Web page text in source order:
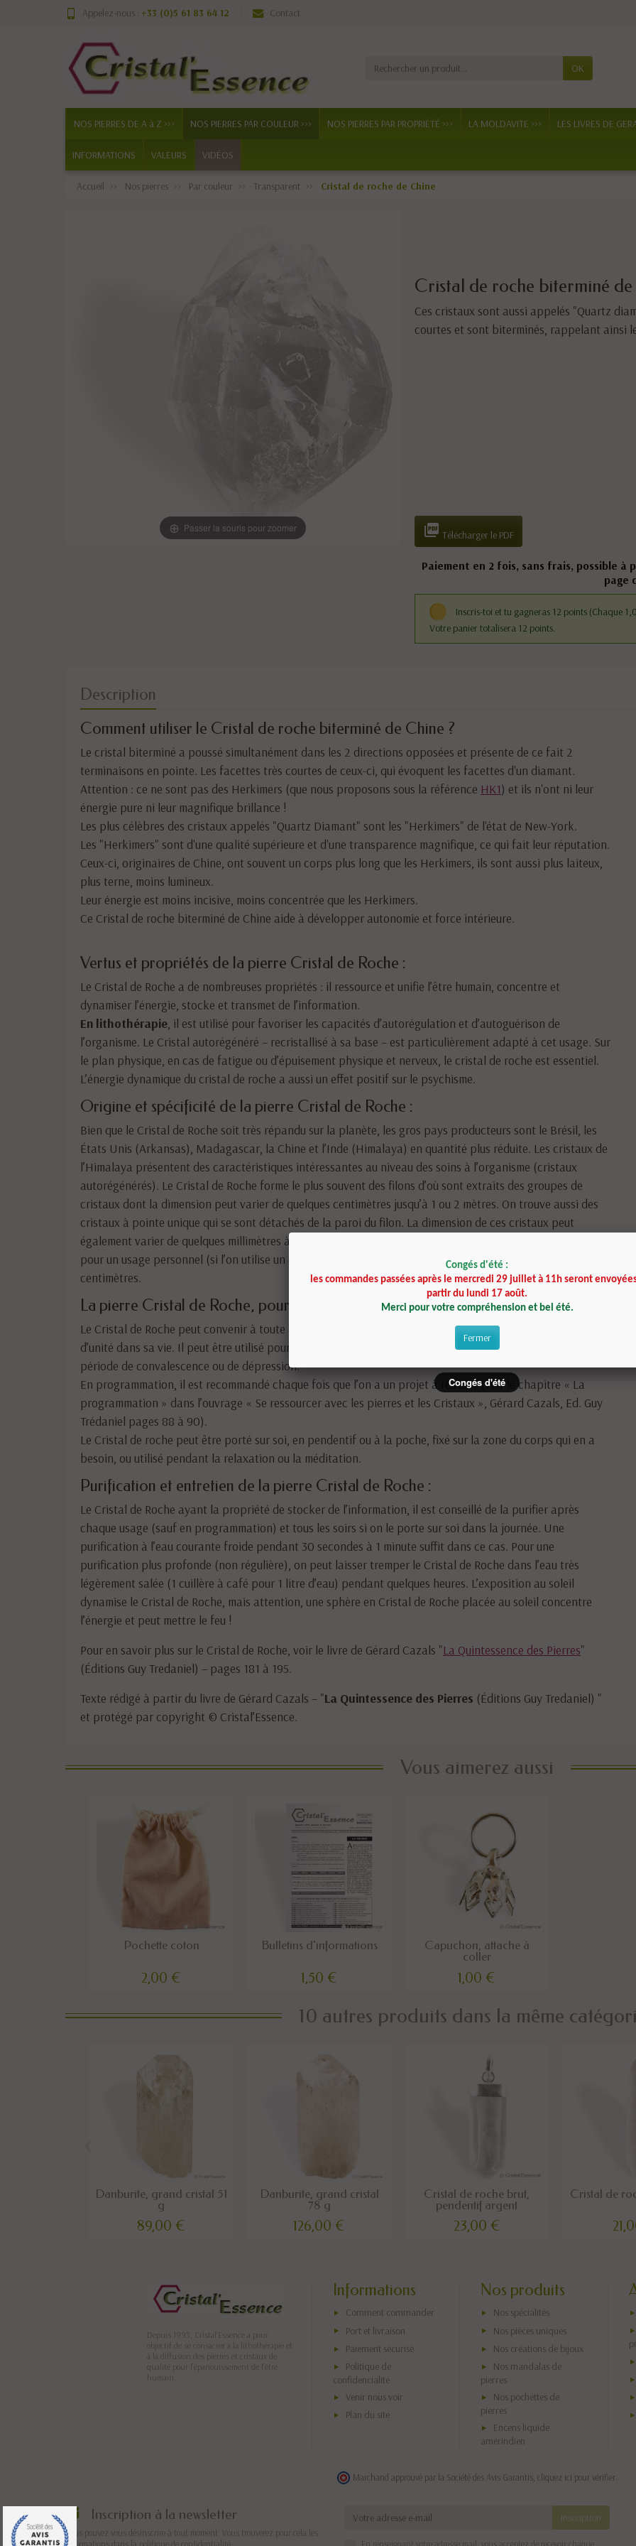
Appelez-nous : +33 (0)5 61 83 64 12 Contact
OK
NOS PIERRES DE A à Z >>> NOS PIERRES PAR COULEUR >>> NOS PIERRES PAR PROPRIÉTÉ >>> LA MOLDAVITE >>> LES LIVRES DE
INFORMATIONS VALEURS VIDÉOS
Accueil Nos pierres Par couleur Transparent Cristal de roche de Chine
Passer la souris pour zoomer
Cristal de roche biterminé
Ces cristaux sont aussi appelés "Quartz
courtes et sont biterminés, rappelant ainsi
 Télécharger le PDF
Paiement en 2 fois, sans frais, possible
page
Inscris-toi et tu gagneras 12 points (Chaque
Votre panier totalisera 12 points.
Description
Comment utiliser le Cristal de roche biterminé de Chine ?
Le cristal biterminé a poussé simultanément dans les 2 directions opposées et présente de ce fait 2
terminaisons en pointe. Les facettes très courtes de ceux-ci, qui évoquent les facettes d'un diamant.
Attention : ce ne sont pas des Herkimers (que nous proposons sous la référence HK1) et ils n'ont ni leur
énergie pure ni leur magnifique brillance !
Les plus célèbres des cristaux appelés "Quartz Diamant" sont les "Herkimers" de l'état de New-York.
Les "Herkimers" sont d'une qualité supérieure et d'une transparence magnifique, ce qui fait leur réputation.
Ceux-ci, originaires de Chine, ont souvent un corps plus long que les Herkimers, ils sont aussi plus laiteux,
plus terne, moins lumineux.
Leur énergie est moins incisive, moins concentrée que les Herkimers.
Ce Cristal de roche biterminé de Chine aide à développer autonomie et force intérieure.
Vertus et propriétés de la pierre Cristal de Roche :
Le Cristal de Roche a de nombreuses propriétés : il ressource et unifie l’être humain, concentre et
dynamiser l’énergie, stocke et transmet de l’information.
En lithothérapie , il est utilisé pour favoriser les capacités d’autorégulation et d’autoguérison de
l’organisme. Le Cristal autorégénéré – recristallisé à sa base – est particulièrement adapté à cet usage. Sur
le plan physique, en cas de fatigue ou d’épuisement physique et nerveux, le cristal de roche est essentiel.
L’énergie dynamique du cristal de roche a aussi un effet positif sur le psychisme.
Origine et spécificité de la pierre Cristal de Roche :
Bien que le Cristal de Roche soit très répandu sur la planète, les gros pays producteurs sont le Brésil, les
États Unis (Arkansas), Madagascar, la Chine et l’Inde (Himalaya) en quantité plus réduite. Les cristaux de
l’Himalaya présentent des caractéristiques intéressantes au niveau des soins à l’organisme (cristaux
autorégénérés). Le Cristal de Roche forme le plus souvent des filons d’où sont extraits des groupes de
cristaux dont la dimension peut varier de quelques centimètres jusqu’à 1 ou 2 mètres. On trouve aussi des
cristaux à pointe unique qui se sont détachés de la paroi du filon. La dimension de ces cristaux peut
également varier de quelques millimètres à plusieurs dizaines de cm, mais la dimension la plus courante
pour un usage personnel (si l’on utilise un cristal et non une pierre roulée) se situe en moyenne entre 5 et 10
centimètres.
La pierre Cristal de Roche, pour qui et comment ?
Le Cristal de Roche peut convenir à toute personne qui ressent un besoin d’énergie, mais aussi de clarté et
d’unité dans sa vie. Il peut être utilisé pour stimuler l’organisme en cas de fatigue, de problème de santé, en
période de convalescence ou de dépression.
En programmation, il est recommandé chaque fois que l’on a un projet à réaliser (voir le chapitre « La
programmation » dans l’ouvrage « Se ressourcer avec les pierres et les Cristaux », Gérard Cazals, Ed. Guy
Trédaniel pages 88 à 90).
Le Cristal de roche peut être porté sur soi, en pendentif ou à la poche, fixé sur la zone du corps qui en a
besoin, ou utilisé pendant la relaxation ou la méditation.
Purification et entretien de la pierre Cristal de Roche :
Le Cristal de Roche ayant la propriété de stocker de l’information, il est conseillé de la purifier après
chaque usage (sauf en programmation) et tous les soirs si on le porte sur soi dans la journée. Une
purification à l’eau courante froide pendant 30 secondes à 1 minute suffit dans ce cas. Pour une
purification plus profonde (non régulière), on peut laisser tremper le Cristal de Roche dans l’eau très
légèrement salée (1 cuillère à café pour 1 litre d’eau) pendant quelques heures. L’exposition au soleil
dynamise le Cristal de Roche, mais attention, une sphère en Cristal de Roche placée au soleil concentre
l’énergie et peut mettre le feu !
Pour en savoir plus sur le Cristal de Roche, voir le livre de Gérard Cazals "La Quintessence des Pierres"
(Éditions Guy Tredaniel) – pages 181 à 195.
Texte rédigé à partir du livre de Gérard Cazals – "La Quintessence des Pierres (Éditions Guy Tredaniel) "
et protégé par copyright © Cristal’Essence.
Vous aimerez aussi
Pochette coton
2,00 €
Bulletins d'informations
1,50 €
Capuchon, attache à
coller
1,00 €
10 autres produits dans la même
Danburite, grand cristal 51
g
89,00 €
Danburite, grand cristal
78 g
126,00 €
Cristal de roche brut,
pendentif argent
23,00 €
Cristal de
Depuis 1993, Cristal'Essence a pour
objectif de se consacrer à la lithothérapie et
à la diffusion des pierres et cristaux de
qualité pour l’épanouissement de l’être
humain.
Informations
Comment commander
Port et livraison
Paiement sécurisé
Politique de
confidencialité
Venir nous voir
Plan du site
Nos produits
Nos spécialités
Nos pièces uniques
Nos créations de bijoux
Nos mandalas de
pierres
Nos pochettes de
pierres
Encens liquide
amérindien
Marchand approuvé par la Société des Avis Garantis, cliquez ici pour vérifier.
Inscription à la newsletter
Vous pouvez vous désinscrire à tout moment. Vous trouverez pour cela les
Congés d'été :
les commandes passées après le mercredi 29 juillet à 11h seront
partir du lundi 17 août.
Merci pour votre compréhension et bel été.
Fermer
Congés d'été